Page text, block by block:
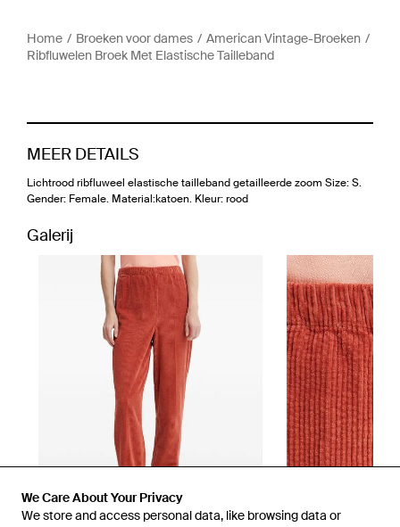
We Care About Your Privacy
We store and access personal data, like browsing data or
Home Broeken voor dames
American Vintage-Broeken
Ribfluwelen Broek Met Elastische Tailleband
MEER DETAILS
Lichtrood ribfluweel elastische tailleband getailleerde zoom Size: S.
Gender: Female. Material:katoen. Kleur: rood
Galerij